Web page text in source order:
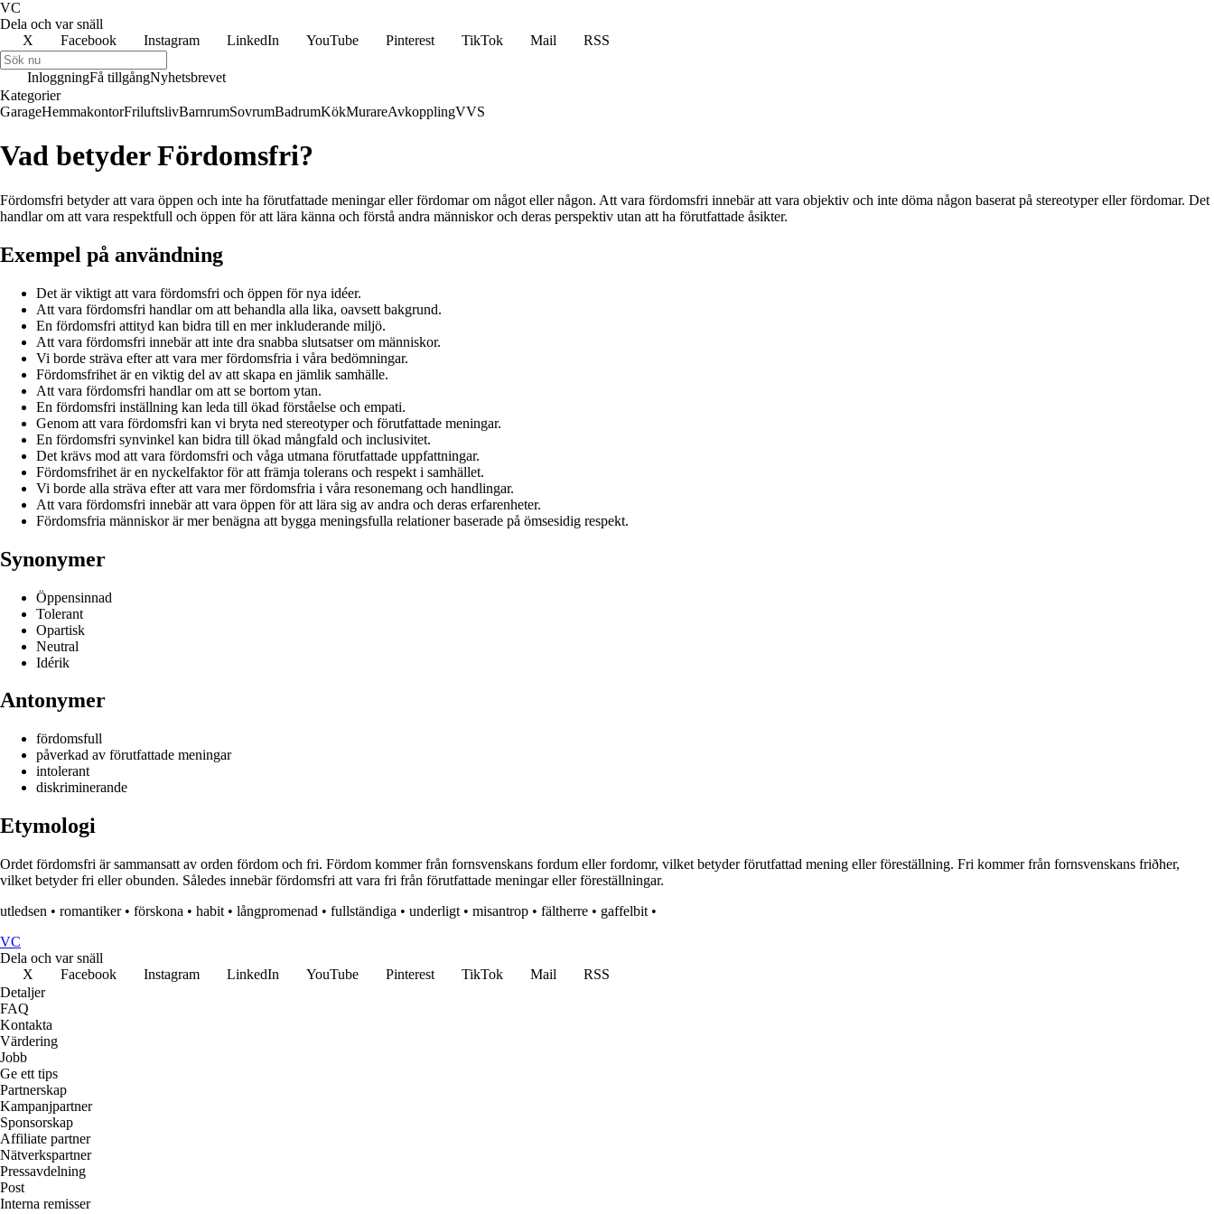
VC
Dela och var snäll
X
Facebook Instagram LinkedIn YouTube Pinterest TikTok Mail RSS
InloggningFå tillgångNyhetsbrevet
Kategorier
GarageHemmakontorFriluftslivBarnrumSovrumBadrumKökMurareAvkopplingVVS
Vad betyder Fördomsfri?
Fördomsfri betyder att vara öppen och inte ha förutfattade meningar eller fördomar om något eller någon. Att vara fördomsfri innebär att vara objektiv och inte döma någon baserat på stereotyper eller fördomar. Det
handlar om att vara respektfull och öppen för att lära känna och förstå andra människor och deras perspektiv utan att ha förutfattade åsikter.
Exempel på användning
Det är viktigt att vara fördomsfri och öppen för nya idéer.
Att vara fördomsfri handlar om att behandla alla lika, oavsett bakgrund.
En fördomsfri attityd kan bidra till en mer inkluderande miljö.
Att vara fördomsfri innebär att inte dra snabba slutsatser om människor.
Vi borde sträva efter att vara mer fördomsfria i våra bedömningar.
Fördomsfrihet är en viktig del av att skapa en jämlik samhälle.
Att vara fördomsfri handlar om att se bortom ytan.
En fördomsfri inställning kan leda till ökad förståelse och empati.
Genom att vara fördomsfri kan vi bryta ned stereotyper och förutfattade meningar.
En fördomsfri synvinkel kan bidra till ökad mångfald och inclusivitet.
Det krävs mod att vara fördomsfri och våga utmana förutfattade uppfattningar.
Fördomsfrihet är en nyckelfaktor för att främja tolerans och respekt i samhället.
Vi borde alla sträva efter att vara mer fördomsfria i våra resonemang och handlingar.
Att vara fördomsfri innebär att vara öppen för att lära sig av andra och deras erfarenheter.
Fördomsfria människor är mer benägna att bygga meningsfulla relationer baserade på ömsesidig respekt.
Synonymer
Öppensinnad
Tolerant
Opartisk
Neutral
Idérik
Antonymer
fördomsfull
påverkad av förutfattade meningar
intolerant
diskriminerande
Etymologi
Ordet fördomsfri är sammansatt av orden fördom och fri. Fördom kommer från fornsvenskans fordum eller fordomr, vilket betyder förutfattad mening eller föreställning. Fri kommer från fornsvenskans friðher,
vilket betyder fri eller obunden. Således innebär fördomsfri att vara fri från förutfattade meningar eller föreställningar.
utledsen • romantiker• förskona • habit • långpromenad • fullständiga • underligt • misantrop • fältherre • gaffelbit •
VC
Dela och var snäll
X
Facebook Instagram LinkedIn YouTube Pinterest TikTok Mail
RSS
Detaljer
FAQ
Kontakta
Värdering
Jobb
Ge ett tips
Partnerskap
Kampanjpartner
Sponsorskap
Affiliate partner
Nätverkspartner
Pressavdelning
Post
Interna remisser